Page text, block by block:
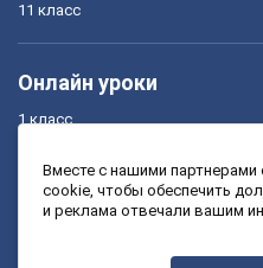
11 класс
Онлайн уроки
1 класс
3 класс
Вместе с нашими партнерами
cookie, чтобы обеспечить
и реклама отвечали вашим